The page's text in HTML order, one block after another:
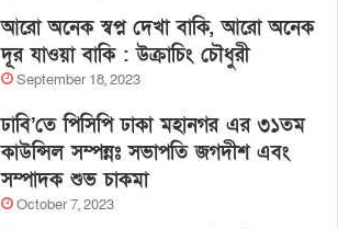
আরো অনেক স্বপ্ন দেখা বাকি, আরো অনেক
দূর যাওয়া বাকি : উক্রাচিং চৌধুরী
September 18, 2023
ঢাবি’তে পিসিপি ঢাকা মহানগর এর ৩১তম
কাউন্সিল সম্পন্নঃ সভাপতি জগদীশ এবং
সম্পাদক শুভ চাকমা
October 7, 2023